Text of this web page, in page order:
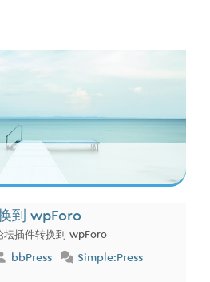
到 wpForo
坛插件转换到 wpForo
bbPress Simple:Press